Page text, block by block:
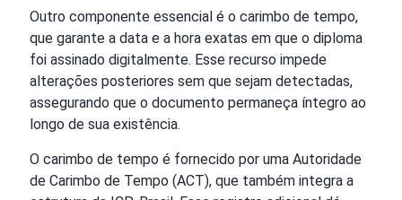
Outro componente essencial é o carimbo de tempo,
que garante a data e a hora exatas em que o diploma
foi assinado digitalmente. Esse recurso impede
alterações posteriores sem que sejam detectadas,
assegurando que o documento permaneça íntegro ao
longo de sua existência.
O carimbo de tempo é fornecido por uma Autoridade
de Carimbo de Tempo (ACT), que também integra a